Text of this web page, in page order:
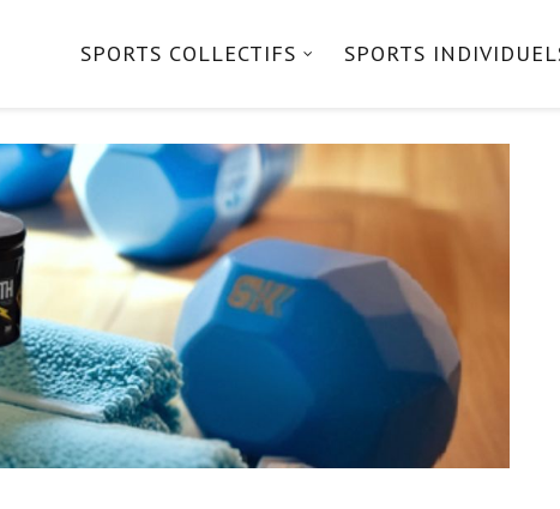
SPORTS COLLECTIFS SPORTS